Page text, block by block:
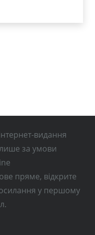
видання
за умови
пряме, відкрите
у першому